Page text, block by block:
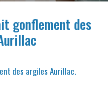
gonflement des
des argiles Aurillac.